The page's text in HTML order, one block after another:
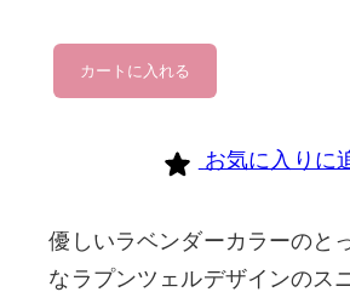
moonstar
個
カートに入れる
お気に入りに
優しいラベンダーカラーのと
なラプンツェルデザインのス